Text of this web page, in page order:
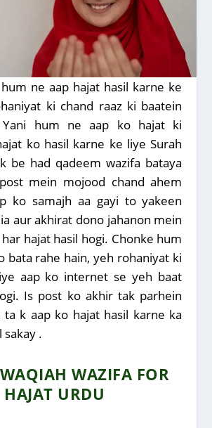
ne aap hajat hasil karne ke
ki chand raaz ki baatein
Yani hum ne aap ko hajat ki
ko hasil karne ke liye Surah
be had qadeem wazifa bataya
mein mojood chand ahem
ko samajh aa gayi to yakeen
aur akhirat dono jahanon mein
hajat hasil hogi. Chonke hum
bata rahe hain, yeh rohaniyat ki
aap ko internet se yeh baat
Is post ko akhir tak parhein
ta k aap ko hajat hasil karne ka
sakay .
WAZIFA FOR
HAJAT URDU